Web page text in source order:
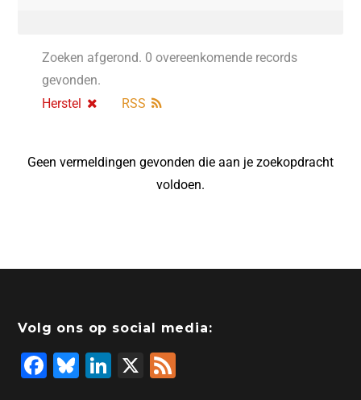
Zoeken afgerond. 0 overeenkomende records
gevonden.
Herstel
RSS
Geen vermeldingen gevonden die aan je zoekopdracht
voldoen.
Volg ons op social media:
F
Bl
Li
X